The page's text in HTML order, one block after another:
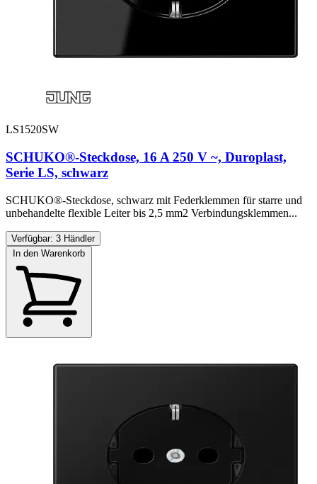
LS1520SW
SCHUKO®-Steckdose, 16 A 250 V ~, Duroplast,
Serie LS, schwarz
SCHUKO®-Steckdose, schwarz mit Federklemmen für starre und
unbehandelte flexible Leiter bis 2,5 mm2 Verbindungsklemmen...
Verfügbar: 3 Händler
In den Warenkorb